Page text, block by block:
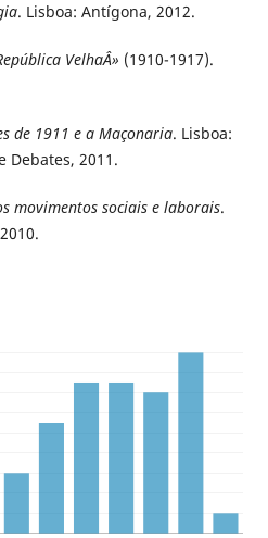
. Lisboa: Antígona, 2012.
VelhaÂ» (1910-1917).
de 1911 e a Maçonaria. Lisboa:
Debates, 2011.
movimentos sociais e laborais.